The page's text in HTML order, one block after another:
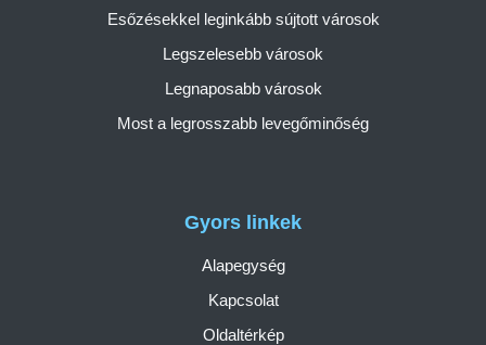
Gyors linkek
Alapegység
Kapcsolat
Oldaltérkép
Esőzésekkel leginkább sújtott városok
Legszelesebb városok
Legnaposabb városok
Most a legrosszabb levegőminőség